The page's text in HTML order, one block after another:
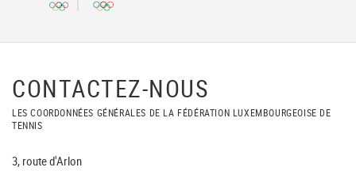
CONTACTEZ-NOUS
LES COORDONNÉES GÉNÉRALES DE LA FÉDÉRATION LUXEMBOURGEOISE DE
TENNIS
3, route d'Arlon